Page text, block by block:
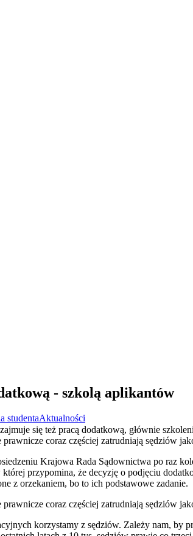
- szkolą aplikantów
studentaAktualności
się też pracą dodatkową, głównie
coraz częściej zatrudniają sędziów
Krajowa Rada Sądownictwa po raz
której przypomina, że decyzję o podjęciu
z orzekaniem, bo to ich podstawowe zadanie.
coraz częściej zatrudniają sędziów
korzystamy z sędziów. Zależy nam,